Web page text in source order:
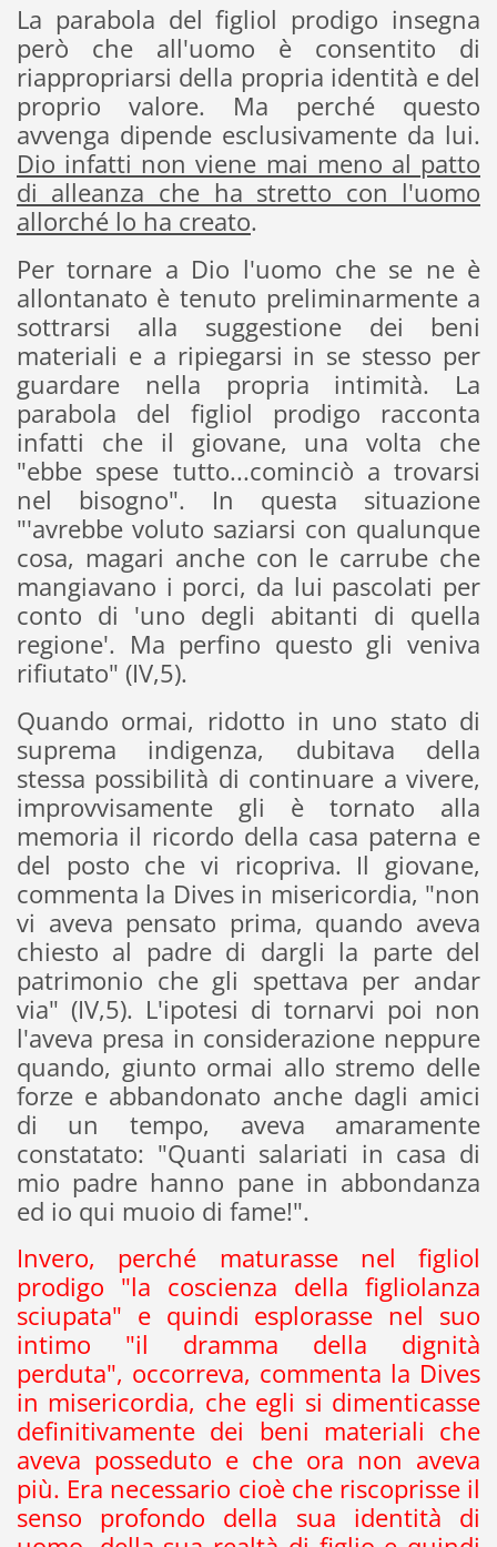
La parabola del figliol prodigo insegna
però che all'uomo è consentito di
riappropriarsi della propria identità e del
proprio valore. Ma perché questo
avvenga dipende esclusivamente da lui.
Dio infatti non viene mai meno al patto
di alleanza che ha stretto con l'uomo
allorché lo ha creato.
Per tornare a Dio l'uomo che se ne è
allontanato è tenuto preliminarmente a
sottrarsi alla suggestione dei beni
materiali e a ripiegarsi in se stesso per
guardare nella propria intimità. La
parabola del figliol prodigo racconta
infatti che il giovane, una volta che
"ebbe spese tutto...cominciò a trovarsi
nel bisogno". In questa situazione
"'avrebbe voluto saziarsi con qualunque
cosa, magari anche con le carrube che
mangiavano i porci, da lui pascolati per
conto di 'uno degli abitanti di quella
regione'. Ma perfino questo gli veniva
rifiutato" (IV,5).
Quando ormai, ridotto in uno stato di
suprema indigenza, dubitava della
stessa possibilità di continuare a vivere,
improvvisamente gli è tornato alla
memoria il ricordo della casa paterna e
del posto che vi ricopriva. Il giovane,
commenta la Dives in misericordia, "non
vi aveva pensato prima, quando aveva
chiesto al padre di dargli la parte del
patrimonio che gli spettava per andar
via" (IV,5). L'ipotesi di tornarvi poi non
l'aveva presa in considerazione neppure
quando, giunto ormai allo stremo delle
forze e abbandonato anche dagli amici
di un tempo, aveva amaramente
constatato: "Quanti salariati in casa di
mio padre hanno pane in abbondanza
ed io qui muoio di fame!".
Invero, perché maturasse nel figliol
prodigo "la coscienza della figliolanza
sciupata" e quindi esplorasse nel suo
intimo "il dramma della dignità
perduta", occorreva, commenta la Dives
in misericordia, che egli si dimenticasse
definitivamente dei beni materiali che
aveva posseduto e che ora non aveva
più. Era necessario cioè che riscoprisse il
senso profondo della sua identità di